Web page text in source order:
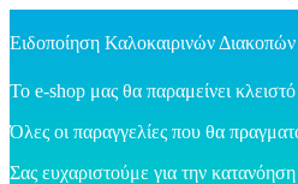
Ειδοποίηση Καλοκαιρινών
Το e-shop μας θα παραμείνει
Όλες οι παραγγελίες που θα
Σας ευχαριστούμε για την